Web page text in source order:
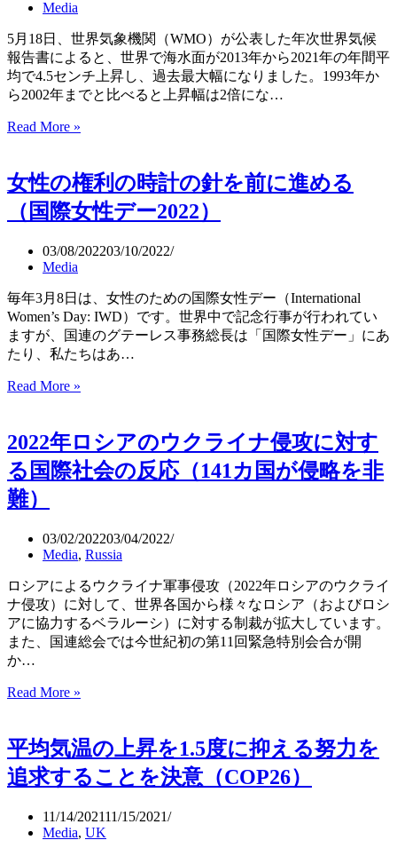
と
ば」
州
併
合
非
過
去
最
の
カ
国
が
賛
成
Media
5月18日、世界気象機関（WMO）が公表した年次世界気候
報告書によると、世界で海水面が2013年から2021年の年間平
均で4.5センチ上昇し、過去最大幅になりました。1993年か
ら2002年までと比べると上昇幅は2倍にな…
Read More »
昇
幅
が
去
大、
海
水
温
も
記
録
新
（WMO
告
書）
女性の権利の時計の針を前に進める
（国際女性デー2022）
03/08/202203/10/2022
Media
毎年3月8日は、女性のための国際女性デー（International
Women’s Day: IWD）です。世界中で記念行事が行われてい
ますが、国連のグテーレス事務総長は「国際女性デー」にあ
たり、私たちはあ…
Read More »
権
利
の
の
針
前
に
進
め
際
性
デ
ー
2022年ロシアのウクライナ侵攻に対す
る国際社会の反応（141カ国が侵略を非
難）
03/02/202203/04/2022
Media, Russia
ロシアによるウクライナ軍事侵攻（2022年ロシアのウクライ
ナ侵攻）に対して、世界各国から様々なロシア（およびロシ
アに協力するベラルーシ）に対する制裁が拡大しています。
また、国連総会では今世紀初の第11回緊急特別会合が開
か…
Read More »
シ
ア
の
ク
ラ
平均気温の上昇を1.5度に抑える努力を
追求することを決意（COP26）
11/14/202111/15/2021
Media, UK